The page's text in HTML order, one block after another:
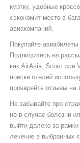
куртку, удобные
сэкономит место в
авиакомпаний.
Покупайте
Подпишитесь на
как AirAsia, Scoot или
поиске отелей
проверяйте отзывы
Не забывайте про
но в случае болезни
выйти далеко за
лечение в выбранных